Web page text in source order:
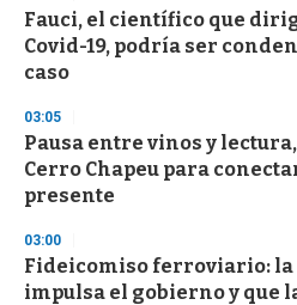
s
e
c
o
d
s
Fauci, el científico que
Covid-19, podría ser
caso
03:05
Pausa entre vinos y
Cerro Chapeu para
presente
03:00
Fideicomiso ferroviario:
impulsa el gobierno y que